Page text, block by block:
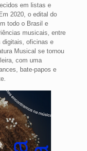
em listas e
2020, o edital do
todo o Brasil e
musicais, entre
digitais, oficinas e
Musical se tornou
com uma
bate-papos e